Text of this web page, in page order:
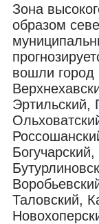
Зона
образом
вошли
Эртильский,
Таловский,